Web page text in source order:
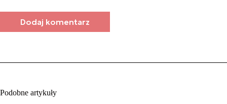
Dodaj komentarz
Podobne artykuły